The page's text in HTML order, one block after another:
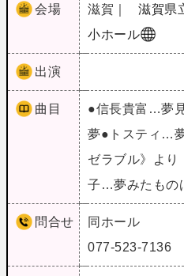
会場 滋賀｜
滋賀県
小ホール
出演
曲目
●信長貴富…夢
夢●トスティ…
ゼラブル》より
子…夢みたも
問合せ
同ホール
077-523-7136